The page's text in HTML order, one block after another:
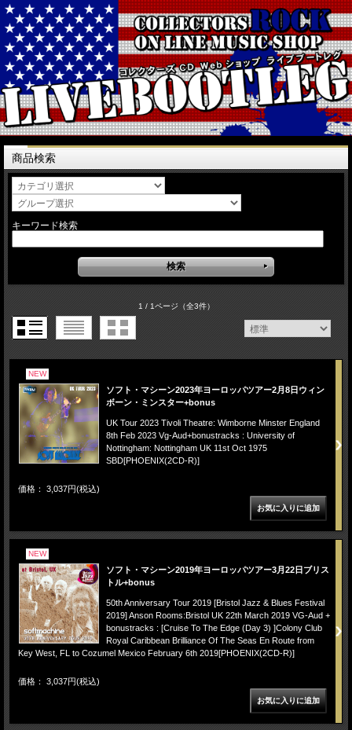
商品検索
キーワード検索
1 / 1ページ（全3件）
NEW
ソフト・マシーン2023年ヨーロッパツアー2月8日ウィン
ボーン・ミンスター+bonus
UK Tour 2023 Tivoli Theatre: Wimborne Minster England
8th Feb 2023 Vg-Aud+bonustracks : University of
Nottingham: Nottingham UK 11st Oct 1975
SBD[PHOENIX(2CD-R)]
価格： 3,037円(税込)
NEW
ソフト・マシーン2019年ヨーロッパツアー3月22日ブリス
トル+bonus
50th Anniversary Tour 2019 [Bristol Jazz & Blues Festival
2019] Anson Rooms:Bristol UK 22th March 2019 VG-Aud +
bonustracks : [Cruise To The Edge (Day 3) ]Colony Club
Royal Caribbean Brilliance Of The Seas En Route from
Key West, FL to Cozumel Mexico February 6th 2019[PHOENIX(2CD-R)]
価格： 3,037円(税込)